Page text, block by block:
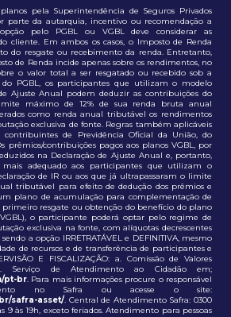
pela Superintendência de Seguros Privados
parte da autarquia, incentivo ou recomendação a
pelo PGBL ou VGBL deve considerar as
cliente. Em ambos os casos, o Imposto de Renda
do resgate ou recebimento da renda. Entretanto,
de Renda incide apenas sobre os rendimentos, no
o valor total a ser resgatado ou recebido sob a
PGBL, os participantes que utilizam o modelo
Ajuste Anual podem deduzir as contribuições do
máximo de 12% de sua renda bruta anual
como renda anual tributável os rendimentos
exclusiva de fonte. Regras também aplicáveis
contribuintes de Previdência Oficial da União, do
prêmios/contribuições pagos aos planos VGBL, por
na Declaração de Ajuste Anual e, portanto,
adequado aos participantes que utilizam o
de IR ou aos que já ultrapassaram o limite
tributável para efeito de dedução dos prêmios e
plano de acumulação para complementação de
primeiro resgate ou obtenção do benefício do plano
o participante poderá optar pelo regime de
exclusiva na fonte, com alíquotas decrescentes
a opção IRRETRATÁVEL e DEFINITIVA, mesmo
de recursos e de transferência de participantes e
E FISCALIZAÇÃO: a. Comissão de Valores
Serviço de Atendimento ao Cidadão em;
pt-br. Para mais informações procure o responsável
no Safra ou acesse o site:
safra-asset/. Central de Atendimento Safra: 0300
9 às 19h, exceto feriados. Atendimento para pessoas